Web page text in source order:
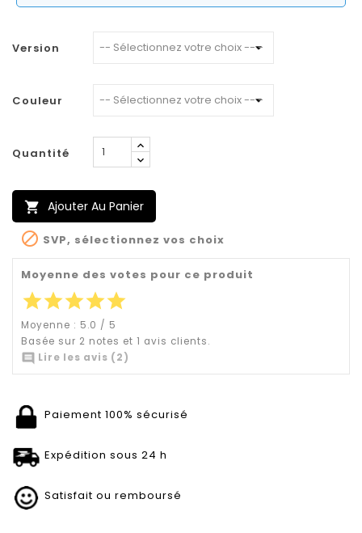
Version
Couleur
Quantité
 Ajouter Au Panier
 SVP, sélectionnez vos choix
Moyenne des votes pour ce produit
starstarstarstarstar
Moyenne : 5.0 / 5
Basée sur 2 notes et 1 avis clients.
 Lire les avis (2)
Paiement 100% sécurisé
Expédition sous 24 h
Satisfait ou remboursé